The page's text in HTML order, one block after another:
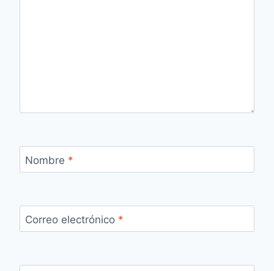
Nombre *
Correo electrónico *